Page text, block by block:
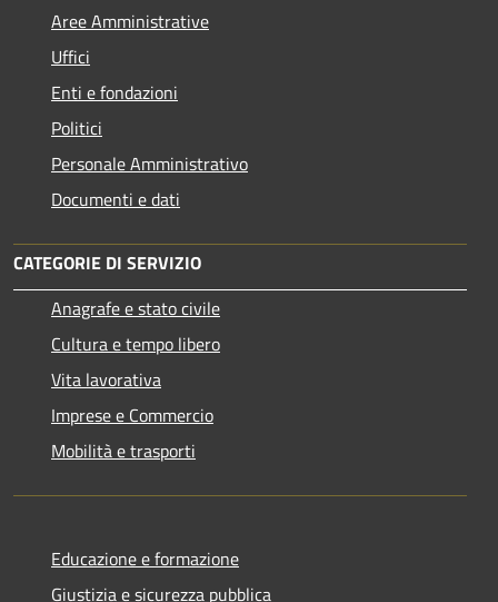
Aree Amministrative
Uffici
Enti e fondazioni
Politici
Personale Amministrativo
Documenti e dati
CATEGORIE DI SERVIZIO
Anagrafe e stato civile
Cultura e tempo libero
Vita lavorativa
Imprese e Commercio
Mobilità e trasporti
Educazione e formazione
Giustizia e sicurezza pubblica